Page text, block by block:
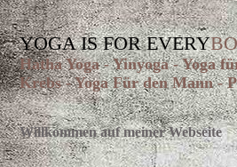
YOGA IS FOR EVERY
Hatha Yoga - Yinyoga - Yoga
Krebs - Yoga Für den Mann -
Willkommen auf meiner Webseite